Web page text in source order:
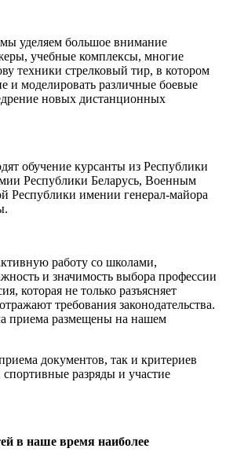
уделяем большое внимание
учебные комплексы, многие
техники стрелковый тир, в котором
и моделировать различные боевые
новых дистанционных
обучение курсанты из Республики
Республики Беларусь, Военным
Республики имении генерал-майора
работу со школами,
и значимость выбора профессии
которая не только разъясняет
требования законодательства.
приема размещены на нашем
документов, так и критериев
разряды и участие
в наше время наиболее